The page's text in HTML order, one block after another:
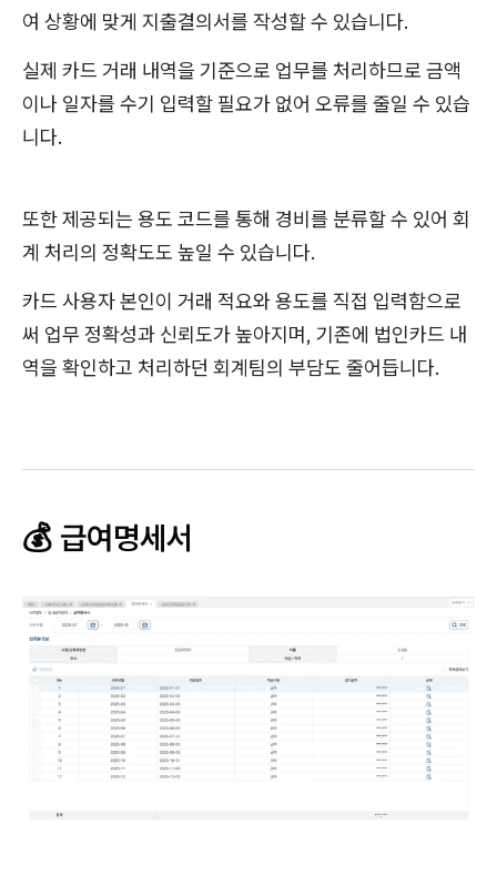
여 상황에 맞게 지출결의서를 작성할 수 있습니다.
실제 카드 거래 내역을 기준으로 업무를 처리하므로 금액
이나 일자를 수기 입력할 필요가 없어 오류를 줄일 수 있습
니다.
또한 제공되는 용도 코드를 통해 경비를 분류할 수 있어 회
계 처리의 정확도도 높일 수 있습니다.
카드 사용자 본인이 거래 적요와 용도를 직접 입력함으로
써 업무 정확성과 신뢰도가 높아지며, 기존에 법인카드 내
역을 확인하고 처리하던 회계팀의 부담도 줄어듭니다.
💰 급여명세서